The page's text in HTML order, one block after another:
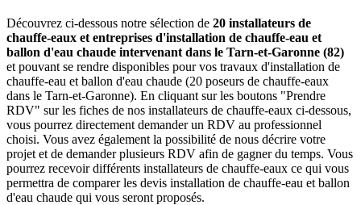
Découvrez ci-dessous notre sélection de 20 installateurs de
chauffe-eaux et entreprises d'installation de chauffe-eau et
ballon d'eau chaude intervenant dans le Tarn-et-Garonne (82)
et pouvant se rendre disponibles pour vos travaux d'installation de
chauffe-eau et ballon d'eau chaude (20 poseurs de chauffe-eaux
dans le Tarn-et-Garonne). En cliquant sur les boutons "Prendre
RDV" sur les fiches de nos installateurs de chauffe-eaux ci-dessous,
vous pourrez directement demander un RDV au professionnel
choisi. Vous avez également la possibilité de nous décrire votre
projet et de demander plusieurs RDV afin de gagner du temps. Vous
pourrez recevoir différents installateurs de chauffe-eaux ce qui vous
permettra de comparer les devis installation de chauffe-eau et ballon
d'eau chaude qui vous seront proposés.